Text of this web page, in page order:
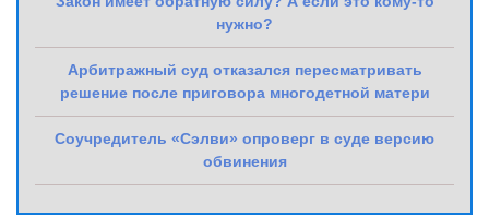
нужно?
Арбитражный суд отказался пересматривать
решение после приговора многодетной матери
Соучредитель «Сэлви» опроверг в суде версию
обвинения